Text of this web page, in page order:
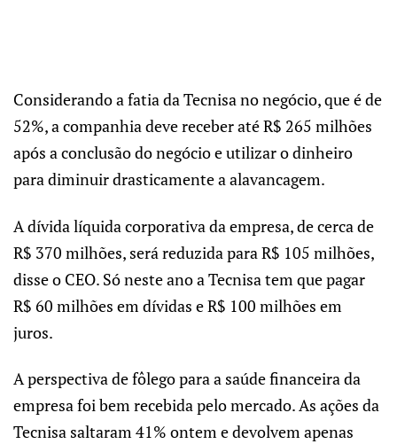
Considerando a fatia da Tecnisa no negócio, que é de
52%, a companhia deve receber até R$ 265 milhões
após a conclusão do negócio e utilizar o dinheiro
para diminuir drasticamente a alavancagem.
A dívida líquida corporativa da empresa, de cerca de
R$ 370 milhões, será reduzida para R$ 105 milhões,
disse o CEO. Só neste ano a Tecnisa tem que pagar
R$ 60 milhões em dívidas e R$ 100 milhões em
juros.
A perspectiva de fôlego para a saúde financeira da
empresa foi bem recebida pelo mercado. As ações da
Tecnisa saltaram 41% ontem e devolvem apenas